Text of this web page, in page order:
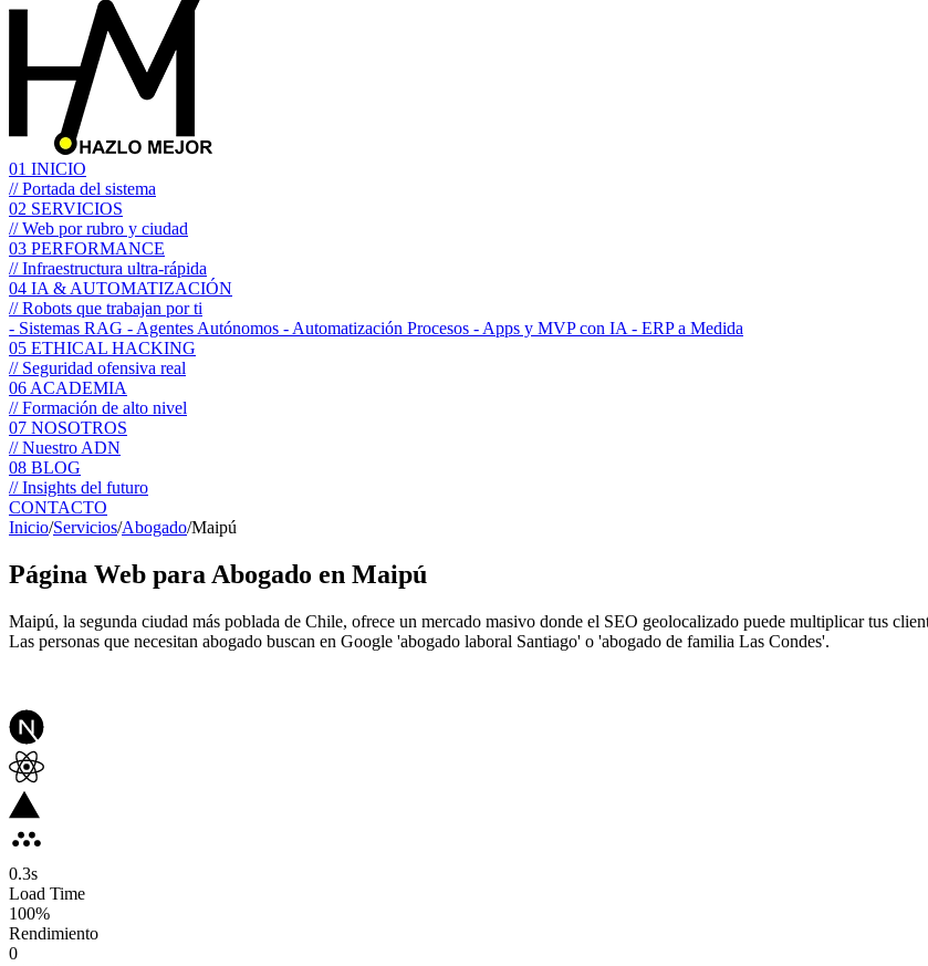
01 INICIO
// Portada del sistema
02 SERVICIOS
// Web por rubro y ciudad
03 PERFORMANCE
// Infraestructura ultra-rápida
04 IA & AUTOMATIZACIÓN
// Robots que trabajan por ti
- Sistemas RAG - Agentes Autónomos - Automatización Procesos - Apps y MVP con IA - ERP a Medida
05 ETHICAL HACKING
// Seguridad ofensiva real
06 ACADEMIA
// Formación de alto nivel
07 NOSOTROS
// Nuestro ADN
08 BLOG
// Insights del futuro
CONTACTO
Inicio/Servicios/Abogado/Maipú
Página Web para Abogado en Maipú
Maipú, la segunda ciudad más poblada de Chile, ofrece un mercado masivo donde el SEO geolocalizado puede multiplicar tus
Las personas que necesitan abogado buscan en Google 'abogado laboral Santiago' o 'abogado de familia Las Condes'.
0.3s
Load Time
100%
Rendimiento
0